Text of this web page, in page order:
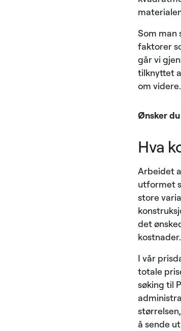
Som man
faktorer
går vi
tilknyttet
om videre.
Ønsker
Hva
Arbeidet
utformet
store
det
kostnader.
I vår
totale
søking til
å sende